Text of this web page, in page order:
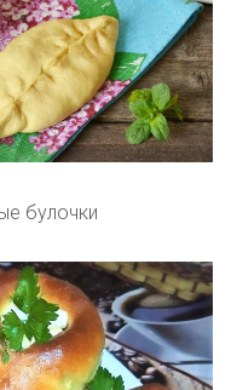
булочки